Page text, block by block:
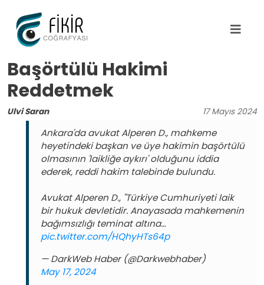
Başörtülü Hakimi
Reddetmek
Ulvi Saran 17 Mayıs 2024
Ankara'da avukat Alperen D., mahkeme
heyetindeki başkan ve üye hakimin başörtülü
olmasının 'laikliğe aykırı' olduğunu iddia
ederek, reddi hakim talebinde bulundu.
Avukat Alperen D., "Türkiye Cumhuriyeti laik
bir hukuk devletidir. Anayasada mahkemenin
bağımsızlığı teminat altına…
pic.twitter.com/HQhyHTs64p
— DarkWeb Haber (@Darkwebhaber)
May 17, 2024